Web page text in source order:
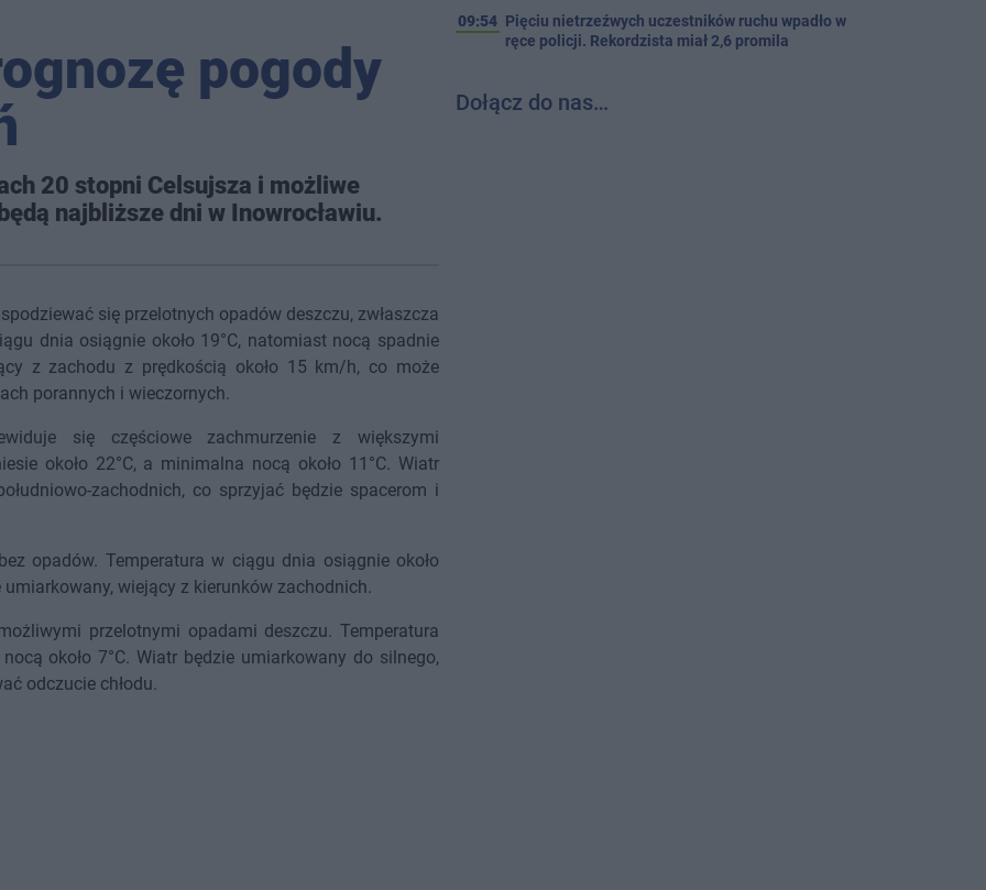
pogody
20 stopni Celsujsza i możliwe
najbliższe dni w Inowrocławiu.
się przelotnych opadów deszczu, zwłaszcza
dnia osiągnie około 19°C, natomiast nocą spadnie
z zachodu z prędkością około 15 km/h, co może
porannych i wieczornych.
się częściowe zachmurzenie z większymi
około 22°C, a minimalna nocą około 11°C. Wiatr
zachodnich, co sprzyjać będzie spacerom i
opadów. Temperatura w ciągu dnia osiągnie około
umiarkowany, wiejący z kierunków zachodnich.
przelotnymi opadami deszczu. Temperatura
około 7°C. Wiatr będzie umiarkowany do silnego,
odczucie chłodu.
09:54 Pięciu nietrzeźwych uczestników ruchu wpadło w
ręce policji. Rekordzista miał 2,6 promila
Dołącz do nas…